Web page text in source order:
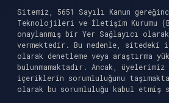
Sitemiz, 5651 Sayılı Kanun
Teknolojileri ve İletişim Kurumu
onaylanmış bir Yer Sağlayıcı
vermektedir. Bu nedenle,
olarak denetleme veya araştırma
bulunmamaktadır. Ancak, üyelerimiz
içeriklerin sorumluluğunu
olarak bu sorumluluğu kabul etmiş